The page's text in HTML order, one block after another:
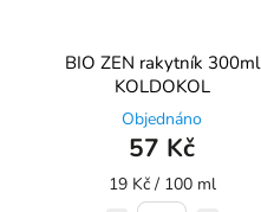
BIO ZEN rakytník 300ml
KOLDOKOL
Objednáno
57 Kč
19 Kč / 100 ml